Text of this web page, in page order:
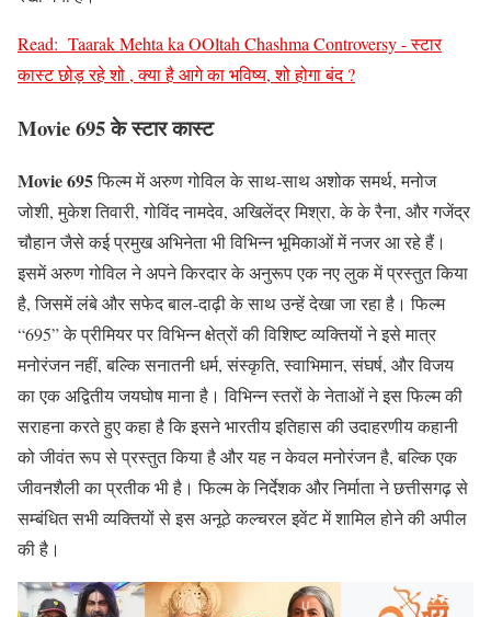
Read: Taarak Mehta ka OOltah Chashma Controversy - स्टार
कास्ट छोड़ रहे शो , क्या है आगे का भविष्य, शो होगा बंद ?
Movie 695 के स्टार कास्ट
Movie 695फिल्म में अरुण गोविल के साथ-साथ अशोक समर्थ, मनोज
जोशी, मुकेश तिवारी, गोविंद नामदेव, अखिलेंद्र मिश्रा, के के रैना, और गजेंद्र
चौहान जैसे कई प्रमुख अभिनेता भी विभिन्न भूमिकाओं में नजर आ रहे हैं।
इसमें अरुण गोविल ने अपने किरदार के अनुरूप एक नए लुक में प्रस्तुत किया
है, जिसमें लंबे और सफेद बाल-दाढ़ी के साथ उन्हें देखा जा रहा है। फिल्म
“695” के प्रीमियर पर विभिन्न क्षेत्रों की विशिष्ट व्यक्तियों ने इसे मात्र
मनोरंजन नहीं, बल्कि सनातनी धर्म, संस्कृति, स्वाभिमान, संघर्ष, और विजय
का एक अद्वितीय जयघोष माना है। विभिन्न स्तरों के नेताओं ने इस फिल्म की
सराहना करते हुए कहा है कि इसने भारतीय इतिहास की उदाहरणीय कहानी
को जीवंत रूप से प्रस्तुत किया है और यह न केवल मनोरंजन है, बल्कि एक
जीवनशैली का प्रतीक भी है। फिल्म के निर्देशक और निर्माता ने छत्तीसगढ़ से
सम्बंधित सभी व्यक्तियों से इस अनूठे कल्चरल इवेंट में शामिल होने की अपील
की है।